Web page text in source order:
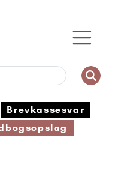
Brevkassesvar